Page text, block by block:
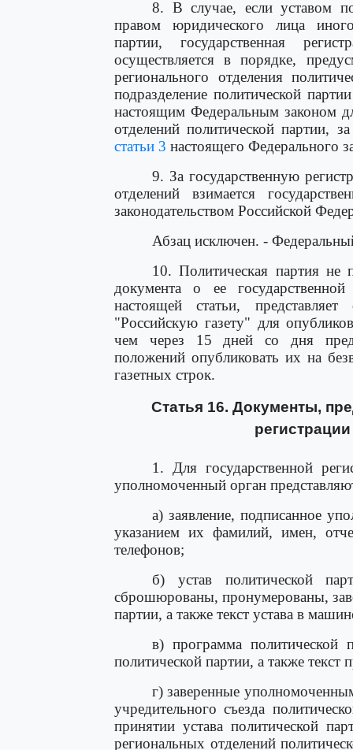
8. В случае, если уставом
правом юридического лица
партии, государственная
осуществляется в порядке,
регионального отделения
подразделение политической
настоящим Федеральным законом
отделений политической партии,
статьи 3 настоящего Федерального
9. За государственную
отделений взимается
законодательством Российской
Абзац исключен. -
10. Политическая партия не
документа о ее
настоящей статьи,
"Российскую газету" для
чем через 15 дней со дня
положений опубликовать их на
газетных строк.
Статья 16. Документы,
1. Для государственной
уполномоченный орган
а) заявление, подписанное
указанием их фамилий, имен,
телефонов;
б) устав политической
сброшюрованы, пронумерованы,
партии, а также текст устава в
в) программа политической
политической партии, а также
г) заверенные
учредительного съезда
принятии устава политической
региональных отделений